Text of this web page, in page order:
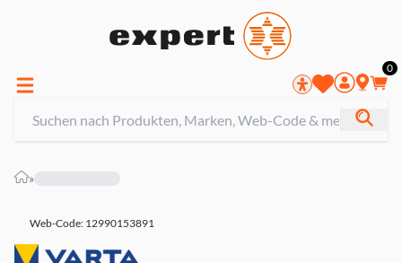
0
»
Web-Code: 12990153891